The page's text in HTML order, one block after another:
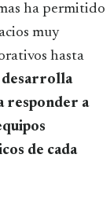
ha permitido
muy
hasta
desarrolla
responder a
de cada